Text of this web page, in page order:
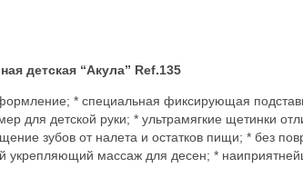
детская “Акула” Ref.135
* специальная фиксирующая
для детской руки; * ультрамягкие щетинки
зубов от налета и остатков пищи; * без
укрепляющий массаж для десен; *